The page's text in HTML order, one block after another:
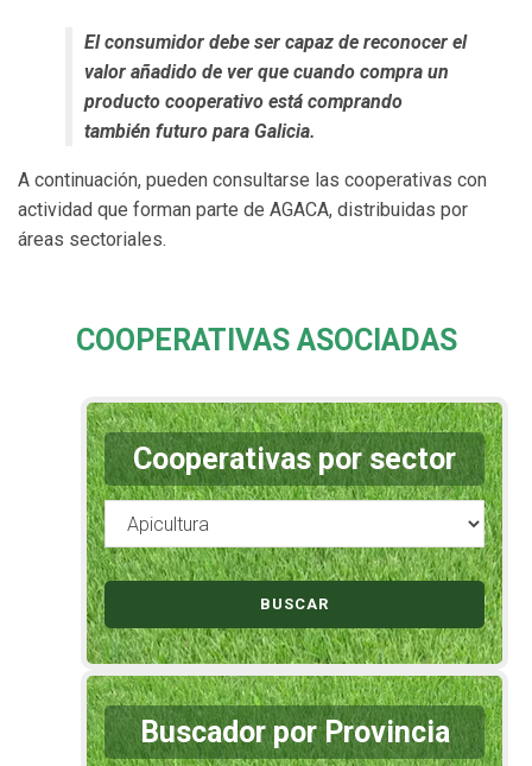
El consumidor debe ser capaz de reconocer el
valor añadido de ver que cuando compra un
producto cooperativo está comprando
también futuro para Galicia.
A continuación, pueden consultarse las cooperativas con
actividad que forman parte de AGACA, distribuidas por
áreas sectoriales.
COOPERATIVAS ASOCIADAS
Cooperativas por sector
Buscador por Provincia